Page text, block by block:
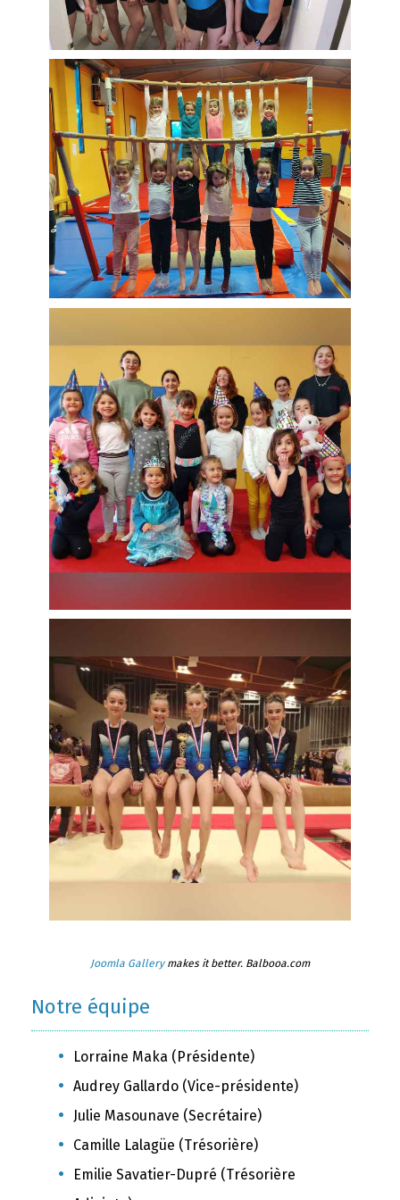
Joomla Gallerymakes it better. Balbooa.com
Notre équipe
Lorraine Maka (Présidente)
Audrey Gallardo (Vice-présidente)
Julie Masounave (Secrétaire)
Camille Lalagüe (Trésorière)
Emilie Savatier-Dupré (Trésorière